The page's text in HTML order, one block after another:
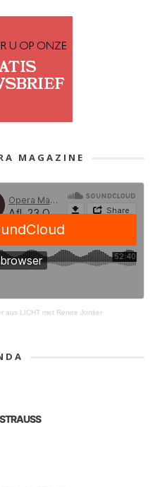
MAGAZINE
aus LICHT met Renee Jonker